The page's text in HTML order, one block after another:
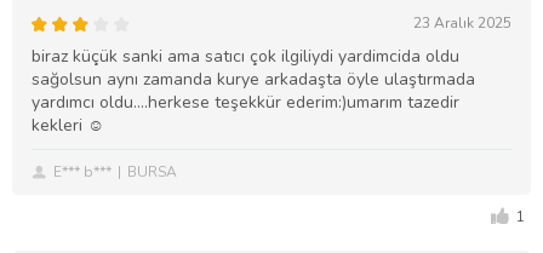
23 Aralık 2025
biraz küçük sanki ama satıcı çok ilgiliydi yardimcida oldu
sağolsun aynı zamanda kurye arkadaşta öyle ulaştırmada
yardımcı oldu....herkese teşekkür ederim:)umarım tazedir
kekleri ☺️
E*** b*** BURSA
1